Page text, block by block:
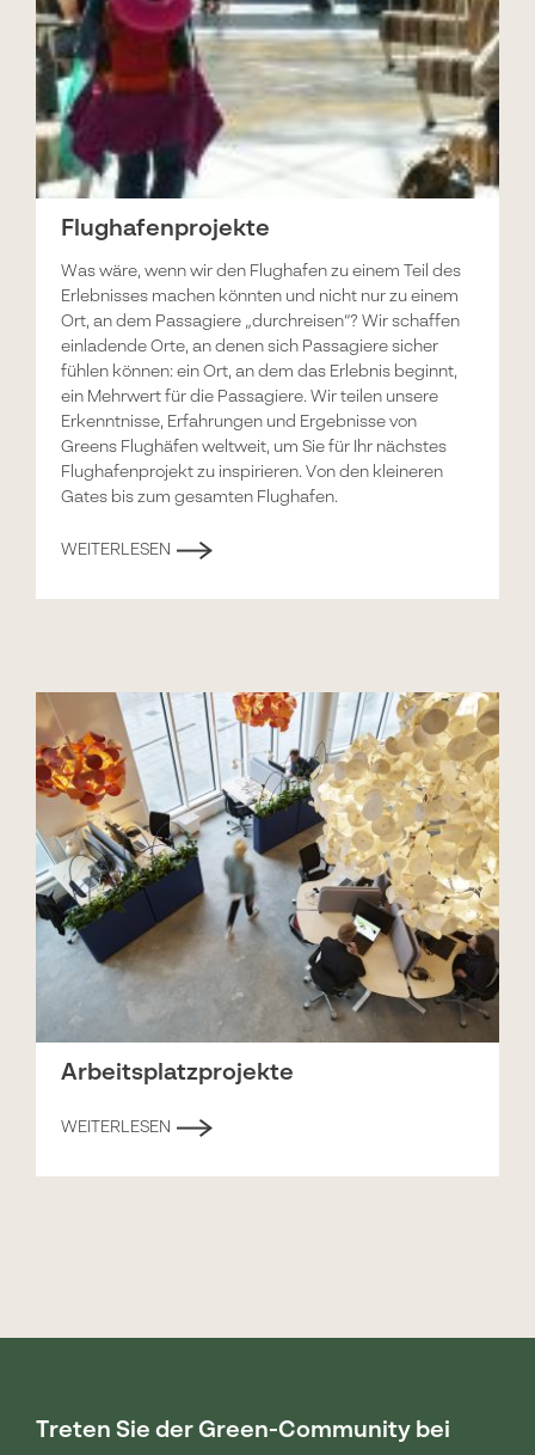
Flughafenprojekte
Was wäre, wenn wir den Flughafen zu einem Teil des
Erlebnisses machen könnten und nicht nur zu einem
Ort, an dem Passagiere „durchreisen“? Wir schaffen
einladende Orte, an denen sich Passagiere sicher
fühlen können: ein Ort, an dem das Erlebnis beginnt,
ein Mehrwert für die Passagiere. Wir teilen unsere
Erkenntnisse, Erfahrungen und Ergebnisse von
Greens Flughäfen weltweit, um Sie für Ihr nächstes
Flughafenprojekt zu inspirieren. Von den kleineren
Gates bis zum gesamten Flughafen.
WEITERLESEN
Arbeitsplatzprojekte
WEITERLESEN
Treten Sie der Green-Community bei